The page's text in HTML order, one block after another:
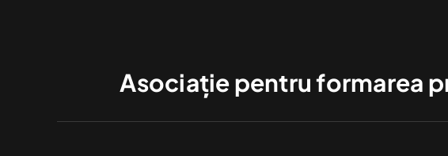
Asociație pentru formarea